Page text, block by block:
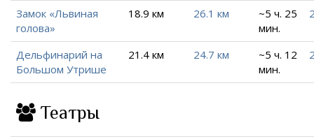
Замок «Львиная
голова»
18.9 км 26.1 км
~5 ч. 25
мин.
Дельфинарий на
Большом Утрише
21.4 км 24.7 км
~5 ч. 12
мин.
Театры